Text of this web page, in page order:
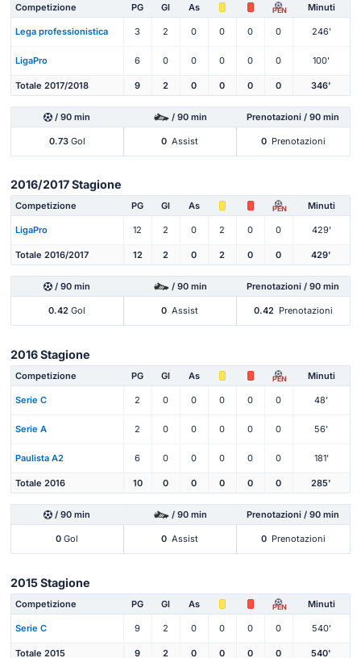
Competizione PG Gl As PEN Minuti
Lega professionistica 3 2 0 0 0 0 246'
LigaPro 6 0 0 0 0 0 100'
Totale 2017/2018 9 2 0 0 0 0 346'
/ 90 min / 90 min Prenotazioni / 90 min
0.73Gol 0 Assist 0 Prenotazioni
2016/2017 Stagione
Competizione PG Gl As PEN Minuti
LigaPro 12 2 0 2 0 0 429'
Totale 2016/2017 12 2 0 2 0 0 429'
/ 90 min / 90 min Prenotazioni / 90 min
0.42 Gol 0 Assist 0.42 Prenotazioni
2016 Stagione
Competizione PG Gl As PEN Minuti
Serie C 2 0 0 0 0 0 48'
Serie A 2 0 0 0 0 0 56'
Paulista A2 6 0 0 0 0 0 181'
Totale 2016 10 0 0 0 0 0 285'
/ 90 min / 90 min Prenotazioni / 90 min
0 Gol 0 Assist 0 Prenotazioni
2015 Stagione
Competizione PG Gl As PEN Minuti
Serie C 9 2 0 0 0 0 540'
Totale 2015 9 2 0 0 0 0 540'